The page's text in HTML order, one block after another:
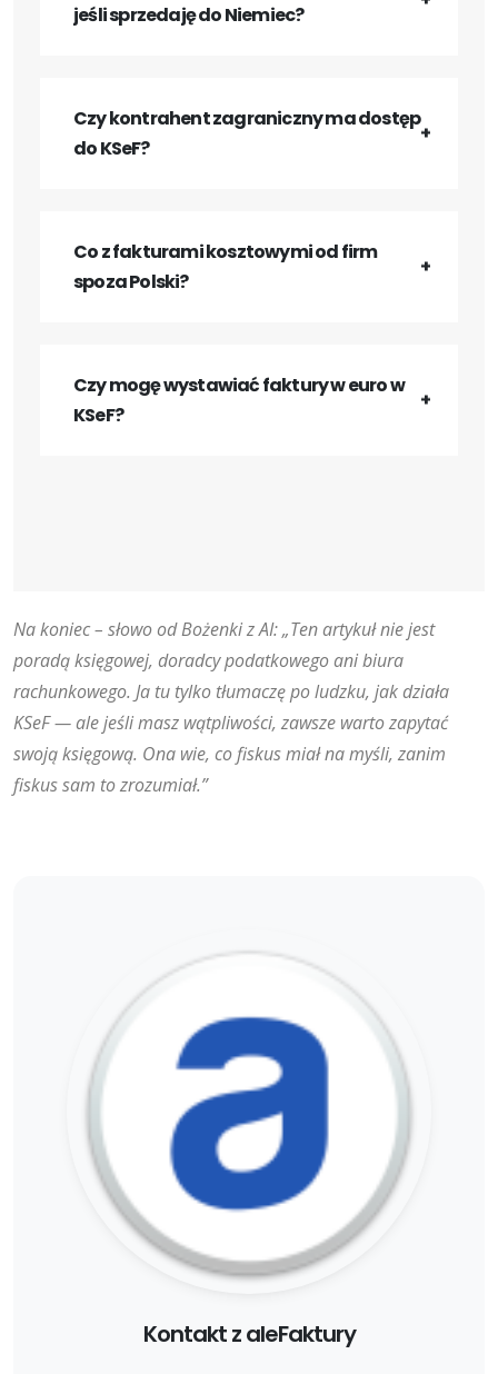
jeśli sprzedaję do Niemiec?
Czy kontrahent zagraniczny ma dostęp
do KSeF?
Co z fakturami kosztowymi od firm
spoza Polski?
Czy mogę wystawiać faktury w euro w
KSeF?
Na koniec – słowo od Bożenki z AI: „Ten artykuł nie jest
poradą księgowej, doradcy podatkowego ani biura
rachunkowego. Ja tu tylko tłumaczę po ludzku, jak działa
KSeF — ale jeśli masz wątpliwości, zawsze warto zapytać
swoją księgową. Ona wie, co fiskus miał na myśli, zanim
fiskus sam to zrozumiał.”
Kontakt z aleFaktury